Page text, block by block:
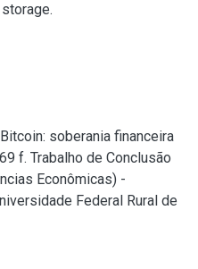
soberania financeira
f. Trabalho de Conclusão
Econômicas) -
Federal Rural de